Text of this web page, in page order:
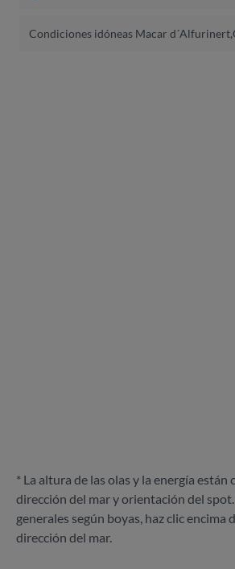
Condiciones idóneas Macar d´Alfurinert,
* La altura de las olas y la energía están
dirección del mar y orientación del
generales según boyas, haz clic encima
dirección del mar.